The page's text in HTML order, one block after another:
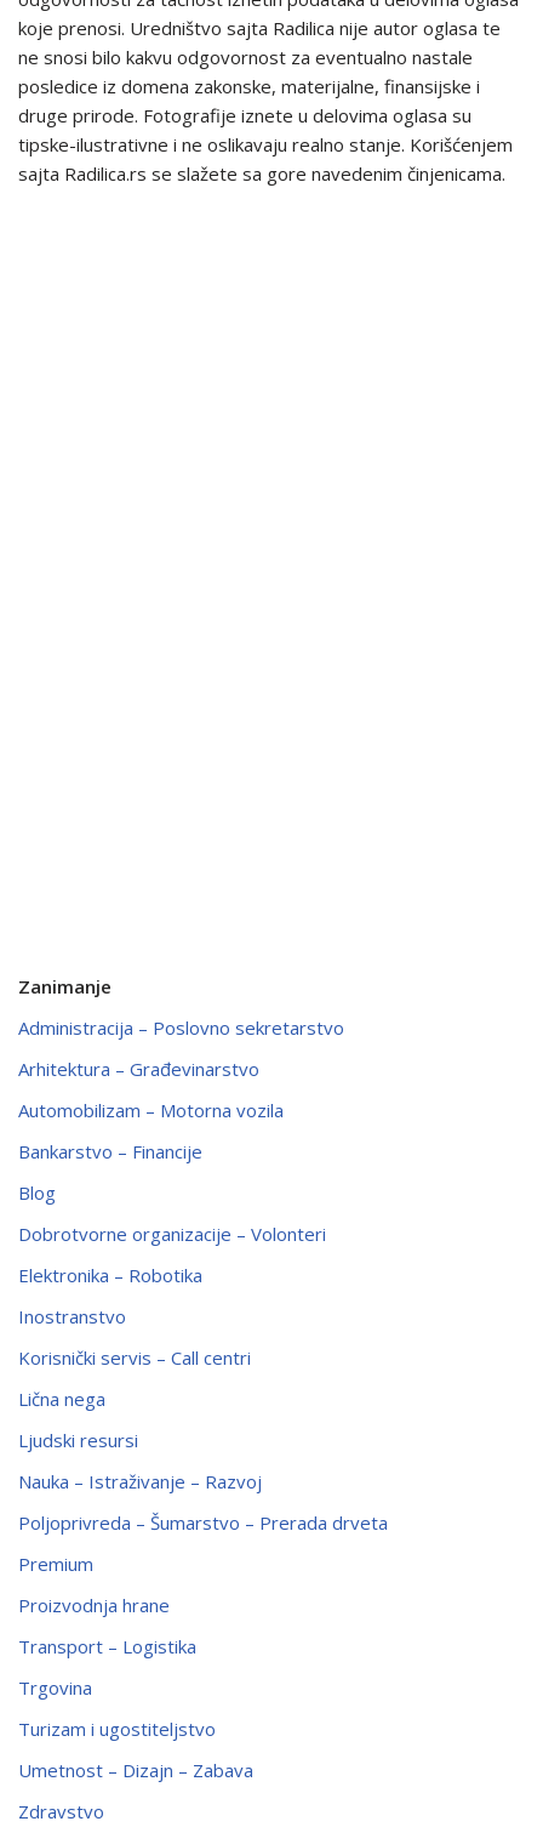
koje prenosi. Uredništvo sajta Radilica nije autor oglasa te
ne snosi bilo kakvu odgovornost za eventualno nastale
posledice iz domena zakonske, materijalne, finansijske i
druge prirode. Fotografije iznete u delovima oglasa su
tipske-ilustrativne i ne oslikavaju realno stanje. Korišćenjem
sajta Radilica.rs se slažete sa gore navedenim činjenicama.
Zanimanje
Administracija – Poslovno sekretarstvo
Arhitektura – Građevinarstvo
Automobilizam – Motorna vozila
Bankarstvo – Financije
Blog
Dobrotvorne organizacije – Volonteri
Elektronika – Robotika
Inostranstvo
Korisnički servis – Call centri
Lična nega
Ljudski resursi
Nauka – Istraživanje – Razvoj
Poljoprivreda – Šumarstvo – Prerada drveta
Premium
Proizvodnja hrane
Transport – Logistika
Trgovina
Turizam i ugostiteljstvo
Umetnost – Dizajn – Zabava
Zdravstvo